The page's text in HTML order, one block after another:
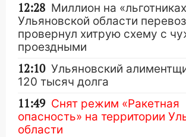
12:28 Миллион на
Ульяновской области
провернул хитрую схему с
проездными
12:10 Ульяновский
120 тысяч долга
11:49 Снят режим «Ракетная
опасность» на территории
области